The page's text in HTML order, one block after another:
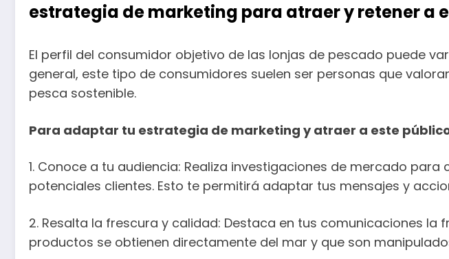
estrategia de marketing para atraer y retener a
El perfil del consumidor objetivo de las lonjas de pescado puede
general, este tipo de consumidores suelen ser personas que
pesca sostenible.
Para adaptar tu estrategia de marketing y atraer a este
1. Conoce a tu audiencia: Realiza investigaciones de mercado
potenciales clientes. Esto te permitirá adaptar tus mensajes y
2. Resalta la frescura y calidad: Destaca en tus comunicaciones
productos se obtienen directamente del mar y que son